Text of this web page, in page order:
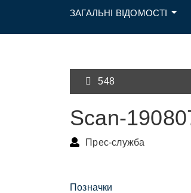
ЗАГАЛЬНІ ВІДОМОСТІ
548
Scan-
Прес-служба
Позначки